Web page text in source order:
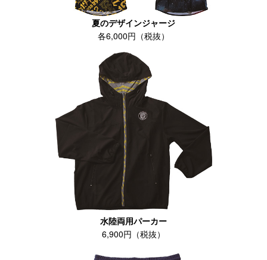
夏のデザインジャージ
各6,000円（税抜）
水陸両用パーカー
6,900円（税抜）